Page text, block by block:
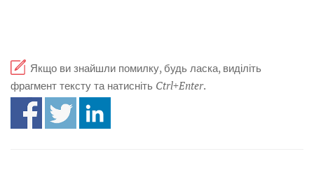
Якщо ви знайшли помилку, будь ласка, виділіть
фрагмент тексту та натисніть Ctrl+Enter.